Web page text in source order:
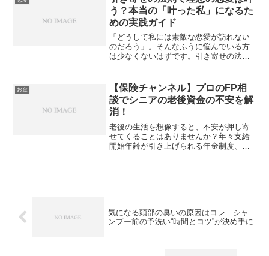
う？本当の「叶った私」になるた
めの実践ガイド
「どうして私には素敵な恋愛が訪れない
のだろう」。そんなふうに悩んでいる方
は少なくないはずです。引き寄せの法則
ちの方も多いのではないでしょうか。引
き寄せの法則については、...
お金
【保険チャンネル】プロのFP相
談でシニアの老後資金の不安を解
消！
老後の生活を想像すると、不安が押し寄
せてくることはありませんか？年々支給
開始年齢が引き上げられる年金制度、止
気になる頭部の臭いの原因はコレ｜シャ
ンプー前の予洗い“時間とコツ”が決め手に